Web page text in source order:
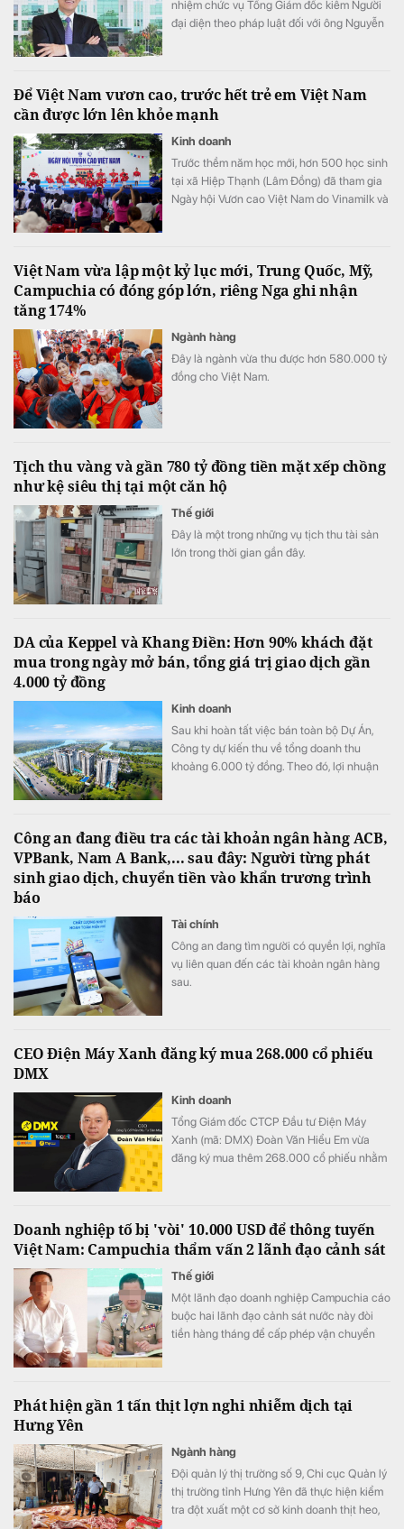
nhiệm chức vụ Tổng Giám đốc kiêm Người
đại diện theo pháp luật đối với ông Nguyễn
Để Việt Nam vươn cao, trước hết trẻ em Việt Nam
cần được lớn lên khỏe mạnh
Kinh doanh
Trước thềm năm học mới, hơn 500 học sinh
tại xã Hiệp Thạnh (Lâm Đồng) đã tham gia
Ngày hội Vươn cao Việt Nam do Vinamilk và
Việt Nam vừa lập một kỷ lục mới, Trung Quốc, Mỹ,
Campuchia có đóng góp lớn, riêng Nga ghi nhận
tăng 174%
Ngành hàng
Đây là ngành vừa thu được hơn 580.000 tỷ
đồng cho Việt Nam.
Tịch thu vàng và gần 780 tỷ đồng tiền mặt xếp chồng
như kệ siêu thị tại một căn hộ
Thế giới
Đây là một trong những vụ tịch thu tài sản
lớn trong thời gian gần đây.
DA của Keppel và Khang Điền: Hơn 90% khách đặt
mua trong ngày mở bán, tổng giá trị giao dịch gần
4.000 tỷ đồng
Kinh doanh
Sau khi hoàn tất việc bán toàn bộ Dự Án,
Công ty dự kiến thu về tổng doanh thu
khoảng 6.000 tỷ đồng. Theo đó, lợi nhuận
Công an đang điều tra các tài khoản ngân hàng ACB,
VPBank, Nam A Bank,... sau đây: Người từng phát
sinh giao dịch, chuyển tiền vào khẩn trương trình
báo
Tài chính
Công an đang tìm người có quyền lợi, nghĩa
vụ liên quan đến các tài khoản ngân hàng
sau.
CEO Điện Máy Xanh đăng ký mua 268.000 cổ phiếu
DMX
Kinh doanh
Tổng Giám đốc CTCP Đầu tư Điện Máy
Xanh (mã: DMX) Đoàn Văn Hiểu Em vừa
đăng ký mua thêm 268.000 cổ phiếu nhằm
Doanh nghiệp tố bị 'vòi' 10.000 USD để thông tuyến
Việt Nam: Campuchia thẩm vấn 2 lãnh đạo cảnh sát
Thế giới
Một lãnh đạo doanh nghiệp Campuchia cáo
buộc hai lãnh đạo cảnh sát nước này đòi
tiền hàng tháng để cấp phép vận chuyển
Phát hiện gần 1 tấn thịt lợn nghi nhiễm dịch tại
Hưng Yên
Ngành hàng
Đội quản lý thị trường số 9, Chi cục Quản lý
thị trường tỉnh Hưng Yên đã thực hiện kiểm
tra đột xuất một cơ sở kinh doanh thịt heo,